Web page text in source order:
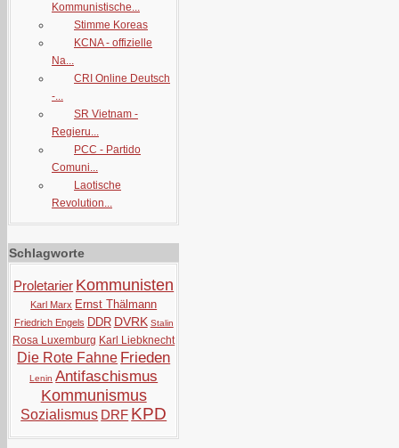
Kommunistische...
Stimme Koreas
KCNA - offizielle
Na...
CRI Online Deutsch
-...
SR Vietnam -
Regieru...
PCC - Partido
Comuni...
Laotische
Revolution...
Schlagworte
Proletarier Kommunisten
Karl Marx Ernst Thälmann
Friedrich Engels DDR DVRK Stalin
Rosa Luxemburg Karl Liebknecht
Die Rote Fahne Frieden
Lenin Antifaschismus
Kommunismus
Sozialismus DRF KPD